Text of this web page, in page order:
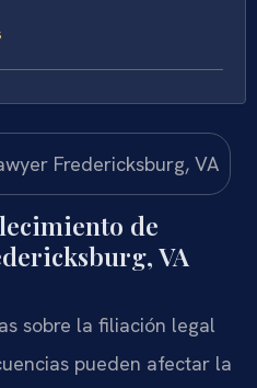
de
VA
sobre la filiación legal
pueden afectar la